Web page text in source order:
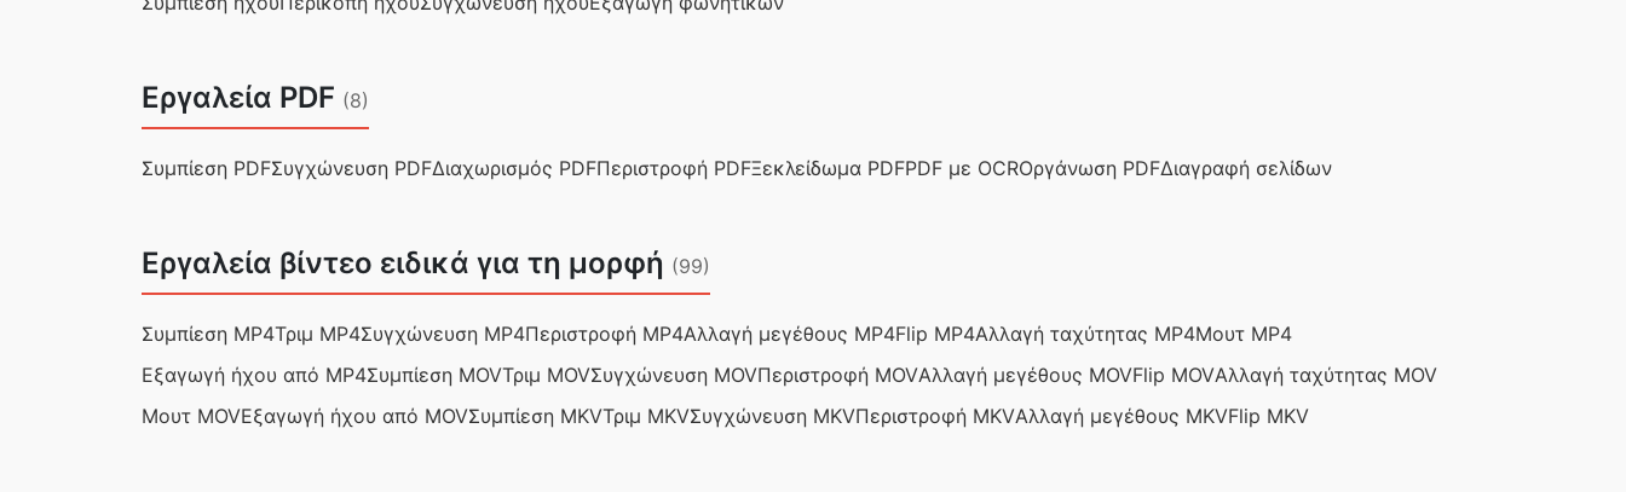
Εργαλεία PDF (8)
Συμπίεση PDFΣυγχώνευση PDFΔιαχωρισμός PDFΠεριστροφή PDFΞεκλείδωμα PDFPDF με OCRΟργάνωση PDFΔιαγραφή σελίδων
Εργαλεία βίντεο ειδικά για τη μορφή (99)
Συμπίεση MP4Τριμ MP4Συγχώνευση MP4Περιστροφή MP4Αλλαγή μεγέθους MP4Flip MP4Αλλαγή ταχύτητας MP4Μουτ MP4
Εξαγωγή ήχου από MP4Συμπίεση MOVΤριμ MOVΣυγχώνευση MOVΠεριστροφή MOVΑλλαγή μεγέθους MOVFlip MOVΑλλαγή ταχύτητας MOV
Μουτ MOVΕξαγωγή ήχου από MOVΣυμπίεση MKVΤριμ MKVΣυγχώνευση MKVΠεριστροφή MKVΑλλαγή μεγέθους MKVFlip MKV